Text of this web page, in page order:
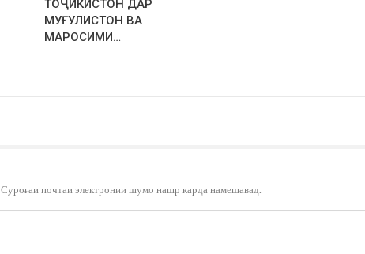
ТОҶИКИСТОН ДАР
МУҒУЛИСТОН ВА
МАРОСИМИ…
Суроғаи почтаи электронии шумо нашр карда намешавад.